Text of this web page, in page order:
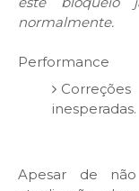
normalmente.
Performance
inesperadas.
Apesar de